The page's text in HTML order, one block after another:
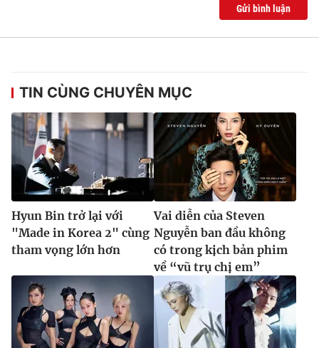
Gửi bình luận
TIN CÙNG CHUYÊN MỤC
Hyun Bin trở lại với
"Made in Korea 2" cùng
tham vọng lớn hơn
Vai diễn của Steven
Nguyễn ban đầu không
có trong kịch bản phim
về “vũ trụ chị em”